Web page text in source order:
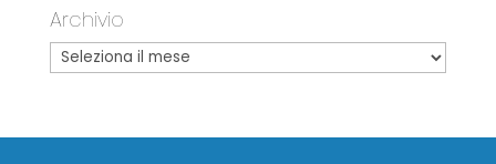
Archivio